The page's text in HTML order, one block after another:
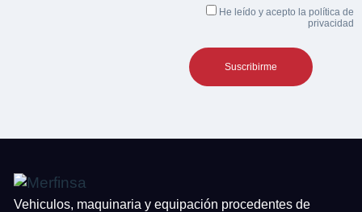
He leído y acepto la política de
privacidad
Vehiculos, maquinaria y equipación procedentes de
Acepto la Política de Privacidad y las Condiciones de Uso.
continuación confirma que estás de acuerdo con ambas.